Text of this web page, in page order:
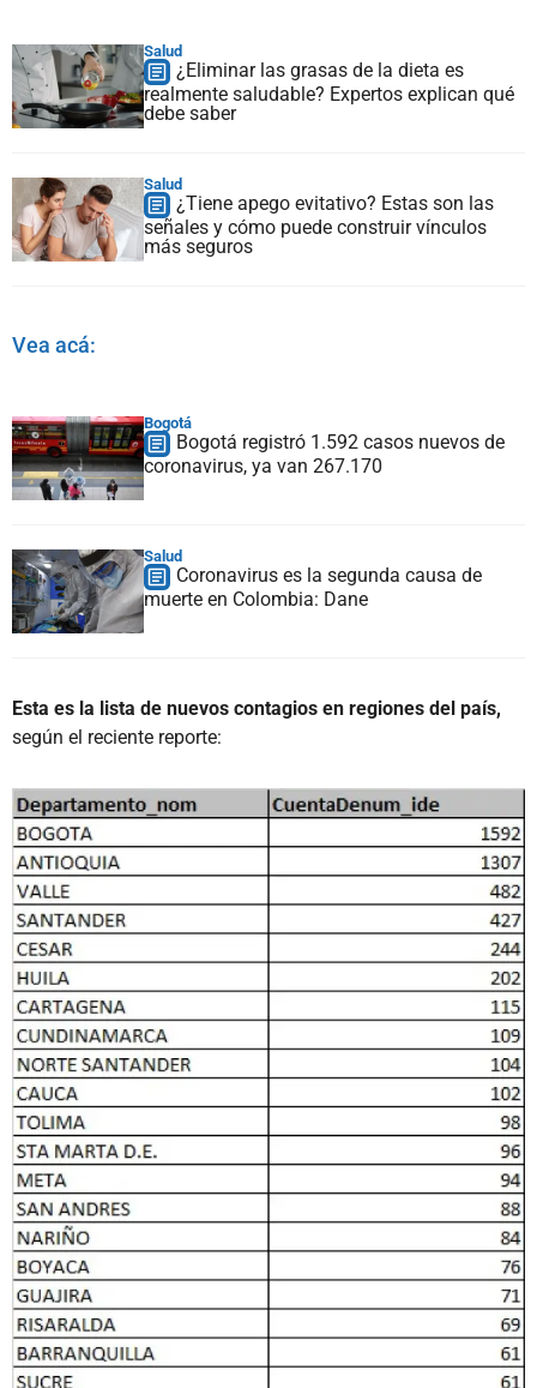
Salud
¿Eliminar las grasas de la dieta es
realmente saludable? Expertos explican qué
debe saber
Salud
¿Tiene apego evitativo? Estas son las
señales y cómo puede construir vínculos
más seguros
Vea acá:
Bogotá
Bogotá registró 1.592 casos nuevos de
coronavirus, ya van 267.170
Salud
Coronavirus es la segunda causa de
muerte en Colombia: Dane
Esta es la lista de nuevos contagios en regiones del país,
según el reciente reporte: